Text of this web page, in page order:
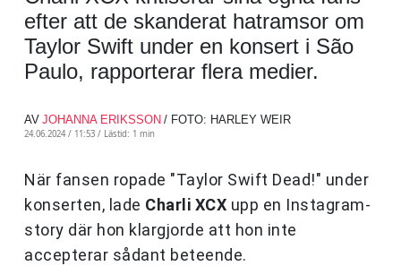
efter att de skanderat hatramsor om
Taylor Swift under en konsert i São
Paulo, rapporterar flera medier.
AV JOHANNA ERIKSSON / FOTO: HARLEY WEIR
24.06.2024 / 11:53 / Lästid: 1 min
När fansen ropade "Taylor Swift Dead!" under
konserten, lade Charli XCX upp en Instagram-
story där hon klargjorde att hon inte
accepterar sådant beteende.